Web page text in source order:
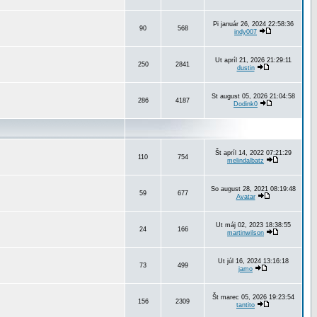
90 568
Pi január 26, 2024 22:58:36
indy007
250 2841
Ut apríl 21, 2026 21:29:11
dustin
286 4187
St august 05, 2026 21:04:58
Dodink0
110 754
Št apríl 14, 2022 07:21:29
melindalbatz
59 677
So august 28, 2021 08:19:48
Avatar
24 166
Ut máj 02, 2023 18:38:55
martinwilson
73 499
Ut júl 16, 2024 13:16:18
jamo
156 2309
Št marec 05, 2026 19:23:54
tantito